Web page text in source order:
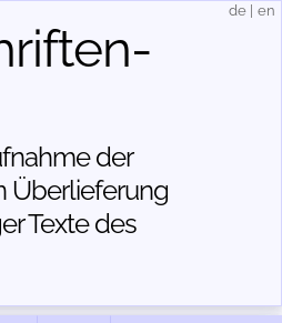
der
Über­lieferung
Texte des
de en